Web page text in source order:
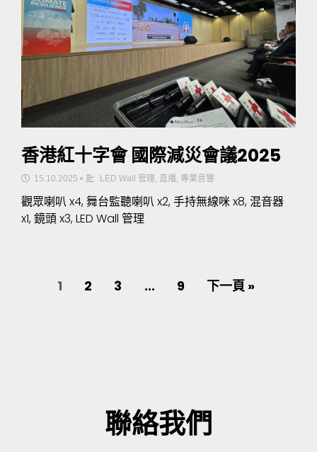
香港紅十字會 國際減災會議2025
15.10.2025 • LED Wall 管理 直播 專業音響
觀眾喇叭 x4, 舞台監聽喇叭 x2, 手持無線咪 x8, 混音器
x1, 鏡頭 x3, LED Wall 管理
1 2 3 ... 9 下一頁 »
聯絡我們